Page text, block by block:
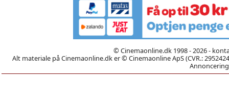
© Cinemaonline.dk 1998 - 2026 -
Alt materiale på Cinemaonline.dk er © Cinemaonline ApS (CVR.: